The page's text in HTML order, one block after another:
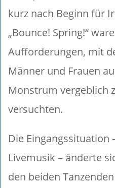
kurz nach Beginn für
„Bounce! Spring!“
Aufforderungen, mit
Männer und Frauen
Monstrum vergeblich
versuchten.
Die Eingangssituation
Livemusik – änderte
den beiden